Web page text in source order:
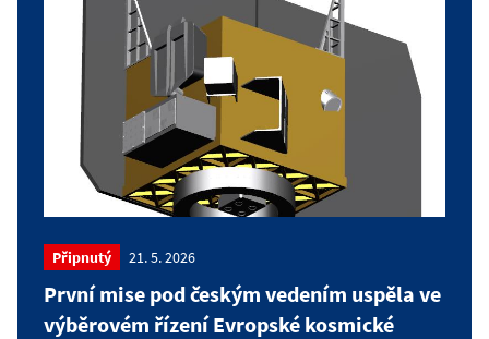
Připnutý 21. 5. 2026
První mise pod českým vedením uspěla ve
výběrovém řízení Evropské kosmické